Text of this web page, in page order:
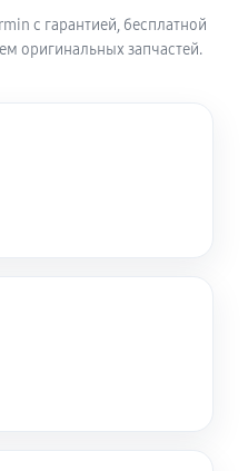
с гарантией, бесплатной
оригинальных запчастей.